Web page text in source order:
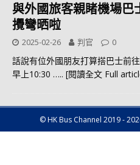
與外國旅客親睹機場巴
攪彎晒啦
2025-02-26 判官 0
話說有位外國朋友打算搭巴士前
早上10:30 ….. [閱讀全文 Full
© HK Bus Channel 2019 -